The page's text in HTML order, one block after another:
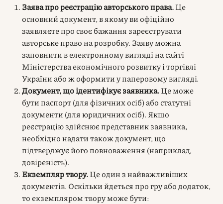
Заява про реєстрацію авторського права.Це
основний документ, в якому ви офіційно
заявляєте про своє бажання зареєструвати
авторське право на розробку. Заяву можна
заповнити в електронному вигляді на сайті
Міністерства економічного розвитку і торгівлі
України або ж оформити у паперовому вигляді.
Документ, що ідентифікує заявника.Це може
бути паспорт (для фізичних осіб) або статутні
документи (для юридичних осіб). Якщо
реєстрацію здійснює представник заявника,
необхідно надати також документ, що
підтверджує його повноваження (наприклад,
довіреність).
Екземпляр твору.Це один з найважливіших
документів. Оскільки йдеться про гру або додаток,
то екземпляром твору може бути: